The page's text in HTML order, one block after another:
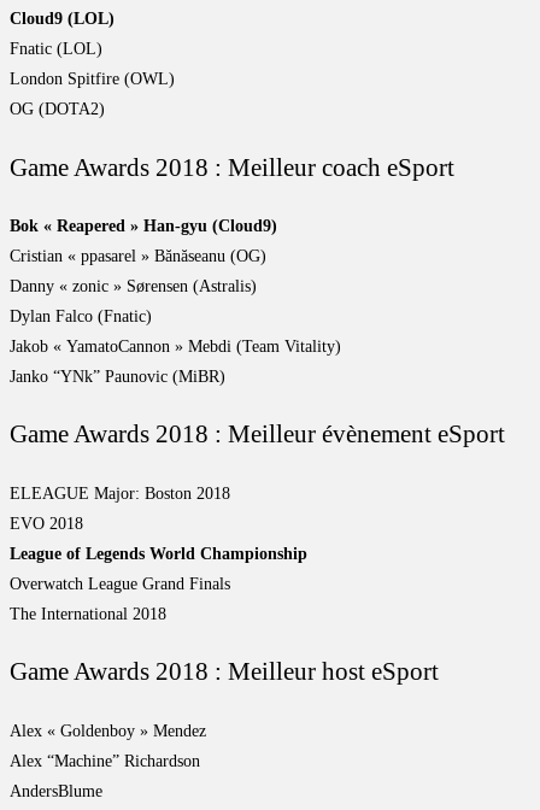
Cloud9 (LOL)
Fnatic (LOL)
London Spitfire (OWL)
OG (DOTA2)
Game Awards 2018 : Meilleur coach eSport
Bok « Reapered » Han-gyu (Cloud9)
Cristian « ppasarel » Bănăseanu (OG)
Danny « zonic » Sørensen (Astralis)
Dylan Falco (Fnatic)
Jakob « YamatoCannon » Mebdi (Team Vitality)
Janko “YNk” Paunovic (MiBR)
Game Awards 2018 : Meilleur évènement eSport
ELEAGUE Major: Boston 2018
EVO 2018
League of Legends World Championship
Overwatch League Grand Finals
The International 2018
Game Awards 2018 : Meilleur host eSport
Alex « Goldenboy » Mendez
Alex “Machine” Richardson
AndersBlume